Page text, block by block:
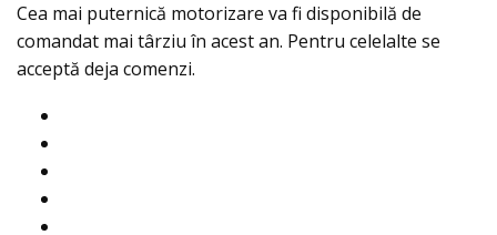
Cea mai puternică motorizare va fi disponibilă de
comandat mai târziu în acest an. Pentru celelalte se
acceptă deja comenzi.